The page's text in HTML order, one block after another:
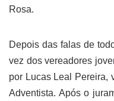
Rosa.
Depois das falas de
vez dos vereadores
por Lucas Leal Pereira,
Adventista. Após o